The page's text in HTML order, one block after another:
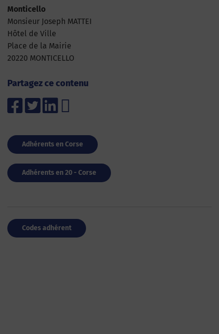
Monticello
Monsieur Joseph MATTEI
Hôtel de Ville
Place de la Mairie
20220 MONTICELLO
Partagez ce contenu
Adhérents en Corse
Adhérents en 20 - Corse
Codes adhérent